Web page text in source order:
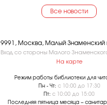
Все новости
Москва, Малый Знаменский
Вход со стороны Малого
На карте
Режим работы библиотеки для
Пн - Чт: с 10:00 до 17:30
Пт: с 10:00 до 15:00
Последняя пятница месяца –